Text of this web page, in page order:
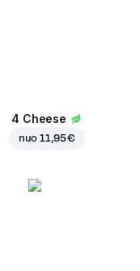
4 Cheese
nuo11,95 €